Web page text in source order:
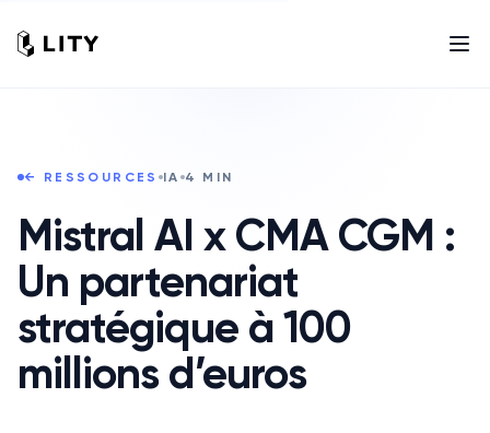
← RESSOURCES IA 4 MIN
Mistral AI x CMA CGM :
Un partenariat
stratégique à 100
millions d’euros